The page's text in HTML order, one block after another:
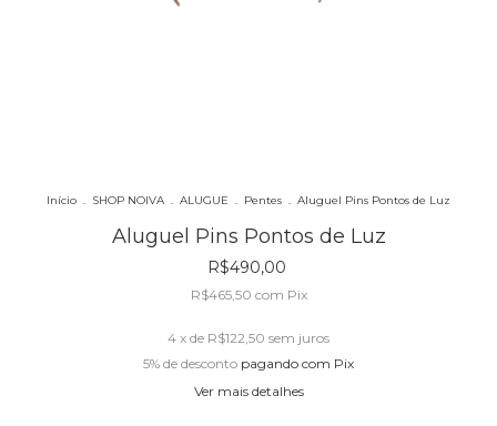
Início SHOP NOIVA ALUGUE Pentes Aluguel Pins Pontos de Luz
Aluguel Pins Pontos de Luz
R$490,00
R$465,50 com Pix
4 x de R$122,50 sem juros
5% de desconto pagando com Pix
Ver mais detalhes